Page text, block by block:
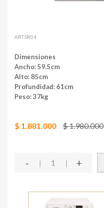
ART.SR04
Dimensiones
Ancho: 59.5cm
Alto: 85cm
Profundidad: 61cm
Peso: 37kg
$ 1.881.000 $ 1.980.000
- +